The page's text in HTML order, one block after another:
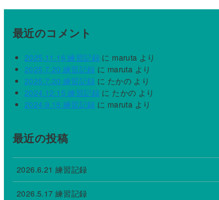
レ
最近のコメント
2025.11.16 練習記録 に maruta より
2025.7.20 練習記録 に maruta より
2025.7.20 練習記録 に たかのより
2024.12.15 練習記録 に たかの より
2024.9.15 練習記録 に maruta より
最近の投稿
2026.6.21 練習記録
2026.5.17 練習記録